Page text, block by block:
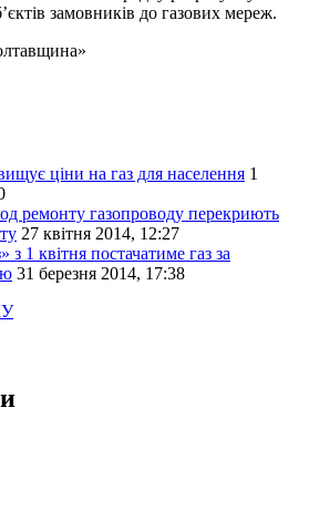
замовників до газових мереж.
ціни на газ для населення 1
ремонту газопроводу перекриють
27 квітня 2014, 12:27
1 квітня постачатиме газ за
31 березня 2014, 17:38